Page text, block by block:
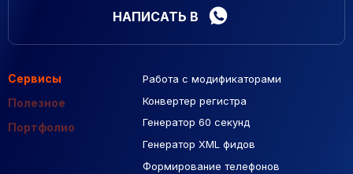
НАПИСАТЬ В
Сервисы
Полезное
Портфолио
Работа с модификаторами
Конвертер регистра
Генератор 60 секунд
Генератор XML фидов
Формирование телефонов
Подборка сайтов
Макеты Figma
База Яндекс Карты
РСЯ площадки
Созданные сайты
Контекстная реклама